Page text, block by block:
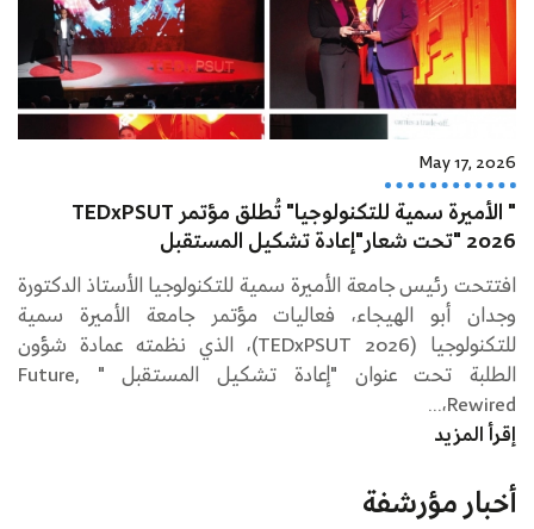
May 17, 2026
" الأميرة سمية للتكنولوجيا" تُطلق مؤتمر TEDxPSUT
2026 "تحت شعار"إعادة تشكيل المستقبل
افتتحت رئيس جامعة الأميرة سمية للتكنولوجيا الأستاذ الدكتورة
وجدان أبو الهيجاء، فعاليات مؤتمر جامعة الأميرة سمية
للتكنولوجيا (TEDxPSUT 2026)، الذي نظمته عمادة شؤون
الطلبة تحت عنوان "إعادة تشكيل المستقبل " Future,
Rewired،...
إقرأ المزيد
أخبار مؤرشفة